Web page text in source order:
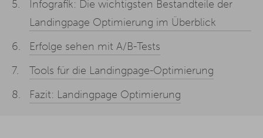
Infografik: Die wichtigsten Bestandteile der
Landingpage Optimierung im Überblick
Erfolge sehen mit A/B-Tests
Tools für die Landingpage-Optimierung
Fazit: Landingpage Optimierung